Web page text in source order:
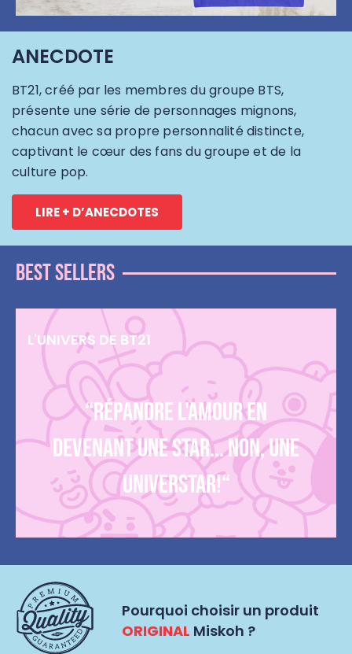
ANECDOTE
BT21, créé par les membres du groupe BTS,
présente une série de personnages mignons,
chacun avec sa propre personnalité distincte,
captivant le cœur des fans du groupe et de la
culture pop.
LIRE + D’ANECDOTES
Best sellers
L'UNIVERS DE BT21
“Répandre l'amour en
devenant une star... Non, une
UNIVERSTAR!“
Pourquoi choisir un produit
ORIGINAL Miskoh ?